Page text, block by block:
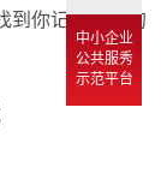
到你记忆深处的
中小企业
公共服秀
示范平台